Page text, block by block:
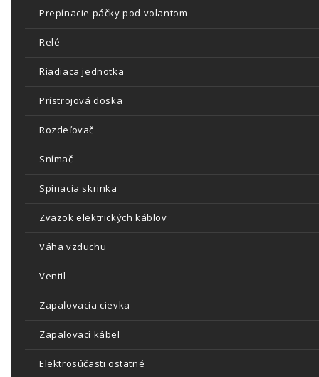
Prepínacie páčky pod volantom
Relé
Riadiaca jednotka
Prístrojová doska
Rozdeľovač
Snímač
Spínacia skrinka
Zväzok elektrických káblov
Váha vzduchu
Ventil
Zapaľovacia cievka
Zapaľovací kábel
Elektrosúčasti ostatné